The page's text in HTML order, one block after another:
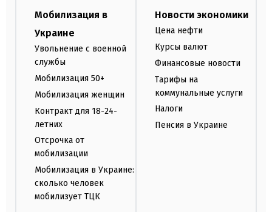
Мобилизация в
Украине
Увольнение с военной
службы
Мобилизация 50+
Мобилизация женщин
Контракт для 18-24-
летних
Отсрочка от
мобилизации
Мобилизация в Украине:
сколько человек
мобилизует ТЦК
Новости экономики
Цена нефти
Курсы валют
Финансовые новости
Тарифы на
коммунальные услуги
Налоги
Пенсия в Украине